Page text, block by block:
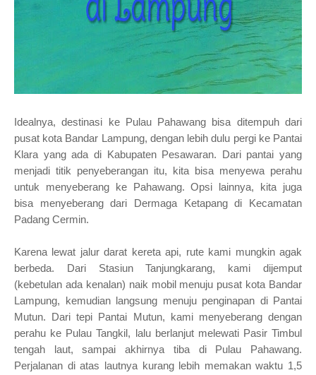
Idealnya, destinasi ke Pulau Pahawang bisa ditempuhdari
pusat kota Bandar Lampung, dengan lebih dulu pergi ke Pantai
Klara yang ada di Kabupaten Pesawaran. Dari pantai yang
menjadi titik penyeberangan itu, kita bisa menyewa perahu
untuk menyeberang ke Pahawang. Opsi lainnya, kita juga
bisa menyeberang dari Dermaga Ketapang di Kecamatan
Padang Cermin.
Karena lewat jalur darat kereta api, rute kami mungkin agak
berbeda. Dari Stasiun Tanjungkarang, kami dijemput
(kebetulan ada kenalan) naik mobil menuju pusat kota Bandar
Lampung, kemudian langsung menuju penginapan di Pantai
Mutun. Dari tepi Pantai Mutun, kami menyeberang dengan
perahu ke Pulau Tangkil, lalu berlanjut melewati Pasir Timbul
tengah laut, sampai akhirnya tiba di Pulau Pahawang.
Perjalanan di atas lautnya kurang lebih memakan waktu 1,5